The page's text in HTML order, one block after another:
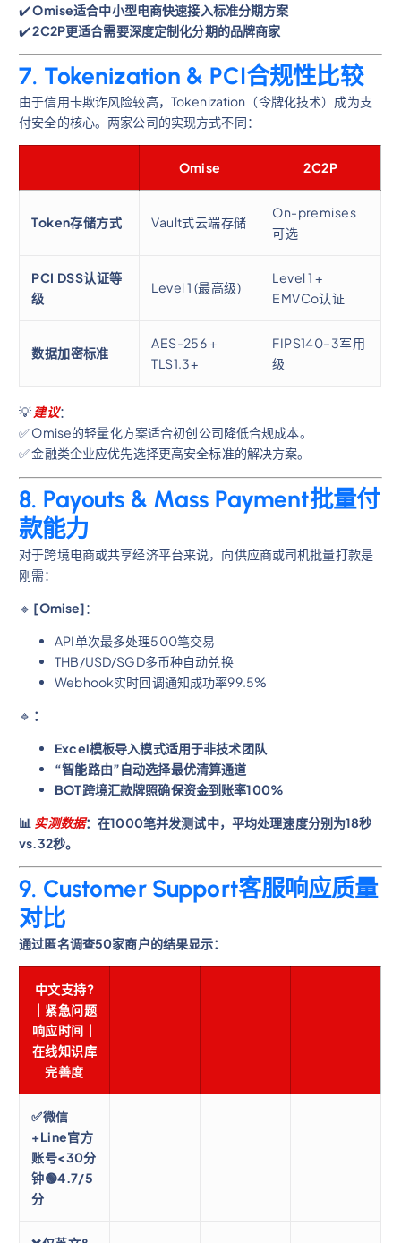
✔️Omise适合中小型电商快速接入标准分期方案
✔️2C2P更适合需要深度定制化分期的品牌商家
7. Tokenization & PCI合规性比较
由于信用卡欺诈风险较高，Tokenization（令牌化技术）成为支
付安全的核心。两家公司的实现方式不同：
Omise 2C2P
Token存储方式 Vault式云端存储
On-premises
可选
PCI DSS认证等
级
Level 1 (最高级)
Level 1 +
EMVCo认证
数据加密标准
AES-256 +
TLS1.3+
FIPS140–3军用
级
💡 建议：
✅ Omise的轻量化方案适合初创公司降低合规成本。
✅ 金融类企业应优先选择更高安全标准的解决方案。
8. Payouts & Mass Payment批量付
款能力
对于跨境电商或共享经济平台来说，向供应商或司机批量打款是
刚需：
🔹 [Omise]：
API单次最多处理500笔交易
THB/USD/SGD多币种自动兑换
Webhook实时回调通知成功率99.5%
🔹 ：
Excel模板导入模式适用于非技术团队
“智能路由”自动选择最优清算通道
BOT跨境汇款牌照确保资金到账率100%
📊 实测数据：在1000笔并发测试中，平均处理速度分别为18秒
vs.32秒。
9. Customer Support客服响应质量
对比
通过匿名调查50家商户的结果显示：
中文支持?
｜紧急问题
响应时间｜
在线知识库
完善度
✅微信
+Line官方
账号<30分
钟🟢4.7/5
分